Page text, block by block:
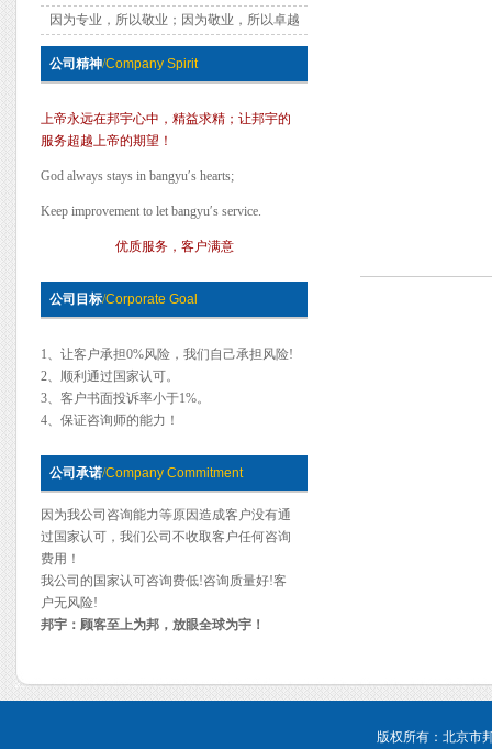
因为专业，所以敬业；因为敬业，所以卓越
公司精神/Company Spirit
上帝永远在邦宇心中，精益求精；让邦宇的
服务超越上帝的期望！
God always stays in bangyu′s hearts;
Keep improvement to let bangyu′s service.
优质服务，客户满意
公司目标/Corporate Goal
1、让客户承担0%风险，我们自己承担风险!
2、顺利通过国家认可。
3、客户书面投诉率小于1%。
4、保证咨询师的能力！
公司承诺/Company Commitment
因为我公司咨询能力等原因造成客户没有通
过国家认可，我们公司不收取客户任何咨询
费用！
我公司的国家认可咨询费低!咨询质量好!客
户无风险!
邦宇：顾客至上为邦，放眼全球为宇！
版权所有：北京市